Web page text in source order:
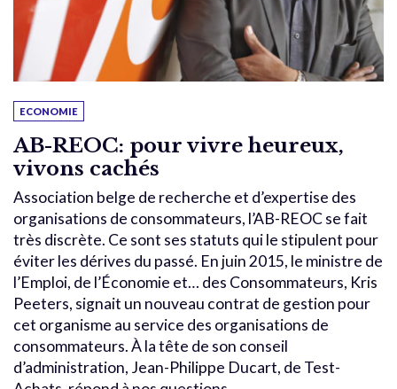
ECONOMIE
AB-REOC: pour vivre heureux,
vivons cachés
Association belge de recherche et d’expertise des
organisations de consommateurs, l’AB-REOC se fait
très discrète. Ce sont ses statuts qui le stipulent pour
éviter les dérives du passé. En juin 2015, le ministre de
l’Emploi, de l’Économie et… des Consommateurs, Kris
Peeters, signait un nouveau contrat de gestion pour
cet organisme au service des organisations de
consommateurs. À la tête de son conseil
d’administration, Jean-Philippe Ducart, de Test-